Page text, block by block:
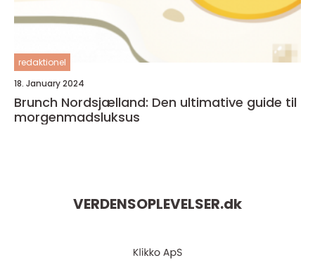
redaktionel
18. January 2024
Brunch Nordsjælland: Den ultimative guide til
morgenmadsluksus
VERDENSOPLEVELSER.dk